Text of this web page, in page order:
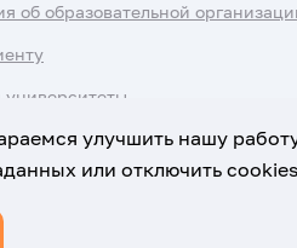
об образовательной
университеты
улучшить нашу
или отключить